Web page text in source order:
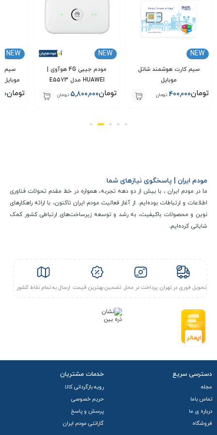
مشخصات فنی و کلیدی
مودم 4G یوتل مدل U-tel L443 + سیمکارت شاتل یک دستگاه
پشتیبانی می‌کند و حداکثر از سرعت دانلود 150 مگابیت
بر ثانیه و
بر ثانیه بهره می‌برد.
این مودم مجهز به یک پورت اترنت 10/100BASE-TX
LAN دستگاه‌ها و از استاندارد وای‌فای 802.11b/g/n با پشتیبانی از
است. صفحه نمایش OLED آن اطلاعات ضروری را نشان می‌دهد.
این دستگاه از طریق یک
منبع تغذیه DC 12V/1A
NEW
سیم کارت هوشمند شاتل
موبایل
400,000 تومان تومان
NEW
مودم جیبی 4G هوآوی |
HUAWEI مدل E5573
5,800,000 تومان تومان
NEW
سیم
تومان
مودم ایران | پاسخگوی نیازهای شما
ما در مودم ایران ، با بیش از دو دهه تجربه، همواره در خط مقدم تحولات فناوری
اطلاعات و ارتباطات بوده‌ایم. از آغاز فعالیت مودم ایران تاکنون، با ارائه راهکارهای
نوین و محصولات باکیفیت، به رشد و توسعه زیرساخت‌های ارتباطی کشور کمک
شایانی کرده‌ایم.
تحویل فوری در تهران پرداخت در محل تضمین بهترین قیمت ارسال به تمام نقاط کشور
دسترسی سریع
مجله
تماس باما
درباره ی ما
فروشگاه
خدمات مشتریان
رویه بازگردانی کالا
حریم خصوصی
پرسش و پاسخ
گارانتی مودم ایران